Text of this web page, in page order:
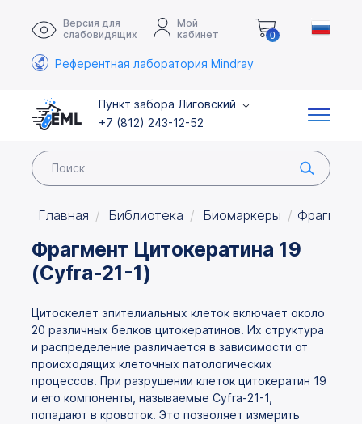
Версия для
слабовидящих
Мой
кабинет
0
Референтная лаборатория Mindray
Пункт забора Лиговский
+7 (812) 243-12-52
Главная Библиотека Биомаркеры Фрагмент
Фрагмент Цитокератина 19
(Cyfra-21-1)
Цитоскелет эпителиальных клеток включает около
20 различных белков цитокератинов. Их структура
и распределение различается в зависимости от
происходящих клеточных патологических
процессов. При разрушении клеток цитокератин 19
и его компоненты, называемые Cyfra-21-1,
попадают в кровоток. Это позволяет измерить